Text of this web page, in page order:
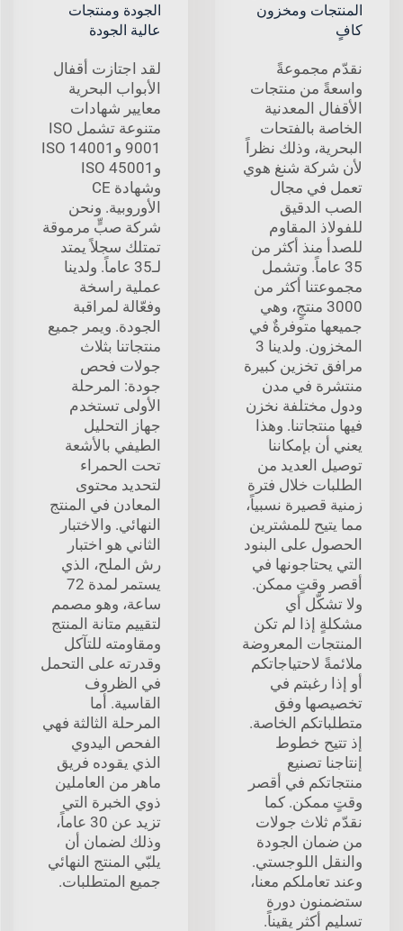
المنتجات ومخزون
كافٍ
نقدّم مجموعةً
واسعةً من منتجات
الأقفال المعدنية
الخاصة بالفتحات
البحرية، وذلك نظراً
لأن شركة شنغ هوي
تعمل في مجال
الصب الدقيق
للفولاذ المقاوم
للصدأ منذ أكثر من
35 عاماً. وتشمل
مجموعتنا أكثر من
3000 منتجٍ، وهي
جميعها متوفرةٌ في
المخزون. ولدينا 3
مرافق تخزين كبيرة
منتشرة في مدن
ودول مختلفة نخزن
فيها منتجاتنا. وهذا
يعني أن بإمكاننا
توصيل العديد من
الطلبات خلال فترة
زمنية قصيرة نسبياً،
مما يتيح للمشترين
الحصول على البنود
التي يحتاجونها في
أقصر وقتٍ ممكن.
ولا تشكّل أي
مشكلةٍ إذا لم تكن
المنتجات المعروضة
ملائمةً لاحتياجاتكم
أو إذا رغبتم في
تخصيصها وفق
متطلباتكم الخاصة.
إذ تتيح خطوط
إنتاجنا تصنيع
منتجاتكم في أقصر
وقتٍ ممكن. كما
نقدّم ثلاث جولات
من ضمان الجودة
والنقل اللوجستي.
وعند تعاملكم معنا،
ستضمنون دورة
تسليمٍ أكثر يقيناً.
الجودة ومنتجات
عالية الجودة
لقد اجتازت أقفال
الأبواب البحرية
معايير شهادات
متنوعة تشمل ISO
9001 وISO 14001
وISO 45001
وشهادة CE
الأوروبية. ونحن
شركة صبٍّ مرموقة
تمتلك سجلاً يمتد
لـ35 عاماً. ولدينا
عملية راسخة
وفعّالة لمراقبة
الجودة. ويمر جميع
منتجاتنا بثلاث
جولات فحص
جودة: المرحلة
الأولى تستخدم
جهاز التحليل
الطيفي بالأشعة
تحت الحمراء
لتحديد محتوى
المعادن في المنتج
النهائي. والاختبار
الثاني هو اختبار
رش الملح، الذي
يستمر لمدة 72
ساعة، وهو مصمم
لتقييم متانة المنتج
ومقاومته للتآكل
وقدرته على التحمل
في الظروف
القاسية. أما
المرحلة الثالثة فهي
الفحص اليدوي
الذي يقوده فريق
ماهر من العاملين
ذوي الخبرة التي
تزيد عن 30 عاماً،
وذلك لضمان أن
يلبّي المنتج النهائي
جميع المتطلبات.